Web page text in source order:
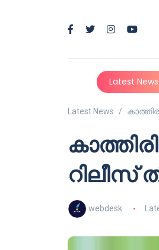
Latest News
Latest News
റിലീസ്
webdesk